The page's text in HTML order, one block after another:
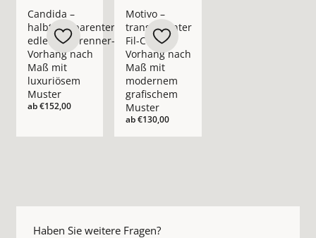
Candida –
halbtransparenter
edler Ausbrenner-
Vorhang nach
Maß mit
luxuriösem
Muster
ab€152,00
Motivo –
transparenter
Fil-Coupé-
Vorhang nach
Maß mit
modernem
grafischem
Muster
ab€130,00
Haben Sie weitere Fragen?